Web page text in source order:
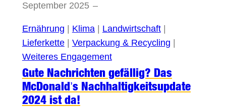
September 2025 –
Ernährung | Klima | Landwirtschaft
Lieferkette | Verpackung & Recycling
Weiteres Engagement
Gute Nachrichten gefällig? Das
McDonald’s Nachhaltigkeitsupdate
2024 ist da!